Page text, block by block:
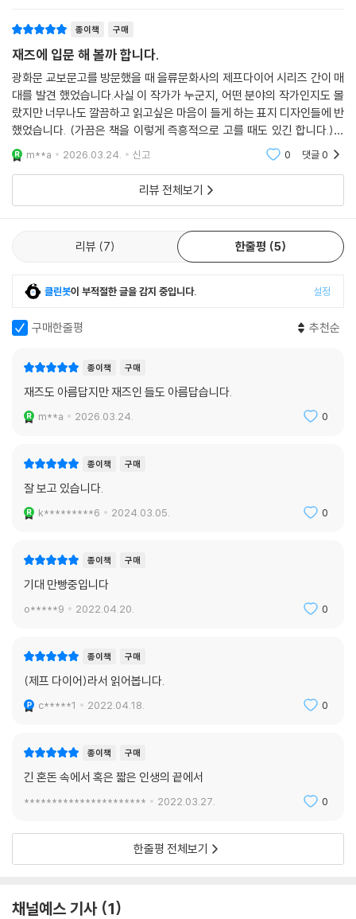
작한다.
비전문가가 수놓는 아름다운 문장,
글로 들려주는 음악
존 버거를 향한 헌사로 시작되는 이 책 『그러나 아름다운』에서 작가는 악
기를 다루지 않는 것이 오히려 글을 쓸 수 있는 조건이라는 아이러니한 말
로, 전문가들 사이에서 비전문가가 어떻게 아름다운 문장을 수놓을 수 있
는지 보여 준다. 존 버거가 『글로 쓴 사진』에서 사진보다 더 세밀하게 글로
로써 그는 다시 한 번 “제프 다이어가 곧 장르다”라는 말을 증명해 냈다. 이
작품으로 그는 영국을 대표하는 문학상인 ‘서머싯 몸상’을 수상하며 세계
랑하는 작가로 지금도 굳건한 명성을 떨치고 있다. 본 도서는 2013년 국내
에 처음 소개되었지만 번역에 대한 아쉬움이 그림자처럼 따라다녔다. 제프
다이어의 사진 비평집 『지속의 순간들』과 국내에 처음 소개되는 작가의 신
하나로 선보이는 『그러나 아름다운』은 재즈 평론가 황덕호가 번역을 맡아
더욱 완성도를 높였다.
사진에서 우리는 작은 무대의 프레임 안에 담긴 연주자의 소리만을 듣는
것이 아니라, 나이트클럽에 깔리는 잡담 소리, 유리잔을 부딪는 소리까지
듣게 된다는 것이다. 『그러나 아름다운』 역시 글 속 주인공이 내는 소리로
투하게 된다. 그곳에서는 우리 주변에 있을 법한 익숙한 삶의 소란이 들려
온다.
종이책 구매
재즈에 입문 해 볼까 합니다.
광화문 교보문고를 방문했을 때 을류문화사의 제프다이어 시리즈 간이 매
대를 발견 했었습니다.사실 이 작가가 누군지, 어떤 분야의 작가인지도 몰
랐지만 너무나도 깔끔하고 읽고싶은 마음이 들게 하는 표지 디자인들에 반
했었습니다. (가끔은 책을 이렇게 즉흥적으로 고를 때도 있긴 합니다.)이
책은 재즈 음악인에 대해 말합니다. 재즈 음악 보다는 '사람'에 포커스가 맞
춰져 있습니다.
m**a 2026.03.24. 신고 0 댓글0
리뷰 전체보기
리뷰 7 한줄평 5
클린봇이 부적절한 글을 감지 중입니다. 설정
구매한줄평 추천순
종이책 구매
재즈도 아름답지만 재즈인 들도 아름답습니다.
m**a 2026.03.24. 0
종이책 구매
잘 보고 있습니다.
k*********6 2024.03.05. 0
종이책 구매
기대 만빵중입니다
o*****9 2022.04.20. 0
종이책 구매
(제프 다이어)라서 읽어봅니다.
c*****1 2022.04.18. 0
종이책 구매
긴 혼돈 속에서 혹은 짧은 인생의 끝에서
********************** 2022.03.27. 0
한줄평 전체보기
채널예스 기사 1